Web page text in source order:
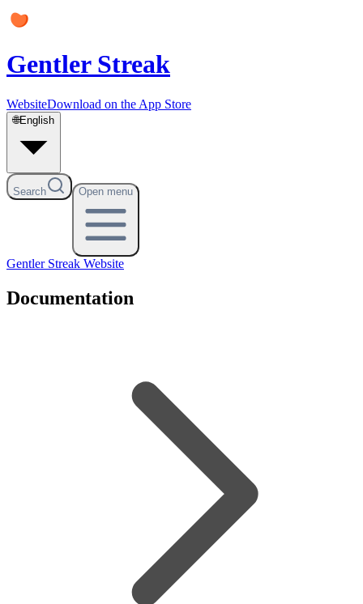
Gentler Streak
WebsiteDownload on the App Store
🌐English
Search Open menu
Gentler Streak Website
Documentation